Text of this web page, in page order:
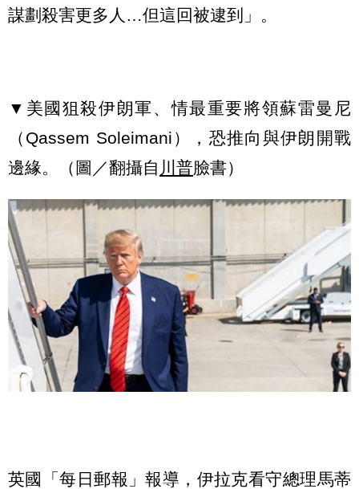
謀劃殺害更多人…但這回被逮到」。
▼美國狙殺伊朗軍、情最重要將領蘇雷曼尼
（Qassem Soleimani），恐推向與伊朗開戰
邊緣。（圖／翻攝自 川普臉書）
英國「每日郵報」報導，伊拉克看守總理馬蒂